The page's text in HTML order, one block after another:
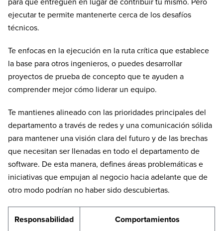
ejecutar te permite mantenerte cerca de los desafíos
técnicos.
Te enfocas en la ejecución en la ruta crítica que establece
la base para otros ingenieros, o puedes desarrollar
proyectos de prueba de concepto que te ayuden a
comprender mejor cómo liderar un equipo.
Te mantienes alineado con las prioridades principales del
departamento a través de redes y una comunicación sólida
para mantener una visión clara del futuro y de las brechas
que necesitan ser llenadas en todo el departamento de
software. De esta manera, defines áreas problemáticas e
iniciativas que empujan al negocio hacia adelante que de
otro modo podrían no haber sido descubiertas.
Responsabilidad Comportamientos